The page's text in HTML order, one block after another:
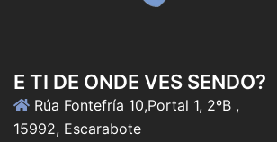
E TI DE ONDE VES SENDO?
Rúa Fontefría 10,Portal 1, 2ºB ,
15992, Escarabote